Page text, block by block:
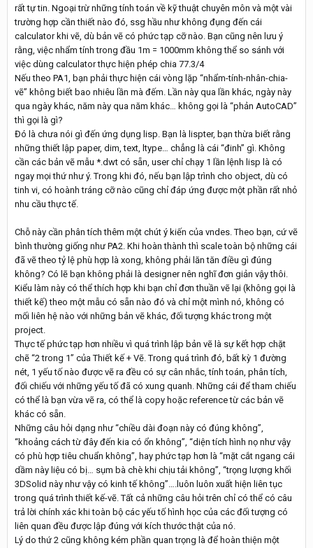
rất tự tin. Ngoại trừ những tính toán về kỹ thuật chuyên môn và một vài
trường hợp cần thiết nào đó, ssg hầu như không đụng đến cái
calculator khi vẽ, dù bản vẽ có phức tạp cỡ nào. Bạn cũng nên lưu ý
rằng, việc nhẩm tính trong đầu 1m = 1000mm không thể so sánh với
việc dùng calculator thực hiện phép chia 77.3/4
Nếu theo PA1, bạn phải thực hiện cái vòng lặp “nhẩm-tính-nhân-chia-
vẽ” không biết bao nhiêu lần mà đếm. Lần này qua lần khác, ngày này
qua ngày khác, năm này qua năm khác… không gọi là “phản AutoCAD”
thì gọi là gì?
Đó là chưa nói gì đến ứng dụng lisp. Bạn là lispter, bạn thừa biết rằng
những thiết lập paper, dim, text, ltype… chẳng là cái “đinh” gì. Không
cần các bản vẽ mẫu *.dwt có sẵn, user chỉ chạy 1 lần lệnh lisp là có
ngay mọi thứ như ý. Trong khi đó, nếu bạn lập trình cho object, dù có
tinh vi, có hoành tráng cỡ nào cũng chỉ đáp ứng được một phần rất nhỏ
nhu cầu thực tế.
Chỗ này cần phân tích thêm một chút ý kiến của vndes. Theo bạn, cứ vẽ
bình thường giống như PA2. Khi hoàn thành thì scale toàn bộ những cái
đã vẽ theo tỷ lệ phù hợp là xong, không phải lăn tăn điều gì đúng
không? Có lẽ bạn không phải là designer nên nghĩ đơn giản vậy thôi.
Kiểu làm này có thể thích hợp khi bạn chỉ đơn thuần vẽ lại (không gọi là
thiết kế) theo một mẫu có sẵn nào đó và chỉ một mình nó, không có
mối liên hệ nào với những bản vẽ khác, đối tượng khác trong một
project.
Thực tế phức tạp hơn nhiều vì quá trình lập bản vẽ là sự kết hợp chặt
chẽ “2 trong 1” của Thiết kế + Vẽ. Trong quá trình đó, bất kỳ 1 đường
nét, 1 yếu tố nào được vẽ ra đều có sự cân nhắc, tính toán, phân tích,
đối chiếu với những yếu tố đã có xung quanh. Những cái để tham chiếu
có thể là bạn vừa vẽ ra, có thể là copy hoặc reference từ các bản vẽ
khác có sẵn.
Những câu hỏi dạng như “chiều dài đoạn này có đúng không”,
“khoảng cách từ đây đến kia có ổn không”, “diện tích hình nọ như vậy
có phù hợp tiêu chuẩn không”, hay phức tạp hơn là “mặt cắt ngang cái
dầm này liệu có bị… sụm bà chè khi chịu tải không”, “trọng lượng khối
3DSolid này như vậy có kinh tế không”….luôn luôn xuất hiện liên tục
trong quá trình thiết kế-vẽ. Tất cả những câu hỏi trên chỉ có thể có câu
trả lời chính xác khi toàn bộ các yếu tố hình học của các đối tượng có
liên quan đều được lập đúng với kích thước thật của nó.
Lý do thứ 2 cũng không kém phần quan trọng là để hoàn thiện một